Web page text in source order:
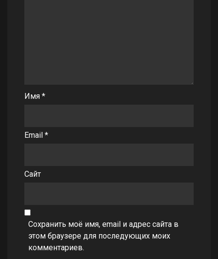
Имя *
Email *
Сайт
Сохранить моё имя, email и адрес сайта в
этом браузере для последующих моих
комментариев.